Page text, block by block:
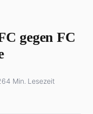
gegen FC
4 Min. Lesezeit